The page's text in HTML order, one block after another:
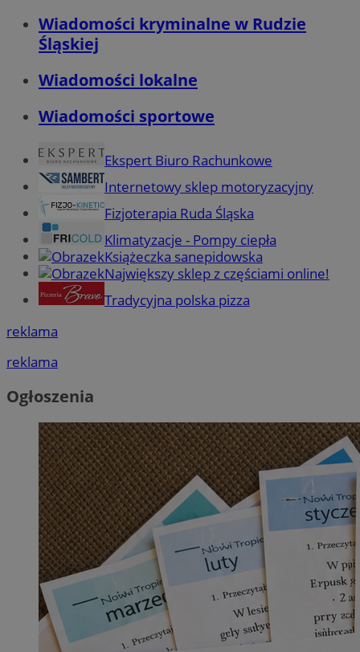
Wiadomości kryminalne w Rudzie
Śląskiej
Wiadomości lokalne
Wiadomości sportowe
Ekspert Biuro Rachunkowe
Internetowy sklep motoryzacyjny
Fizjoterapia Ruda Śląska
Klimatyzacje - Pompy ciepła
Książeczka sanepidowska
Największy sklep z częściami online!
Tradycyjna polska pizza
reklama
reklama
Ogłoszenia